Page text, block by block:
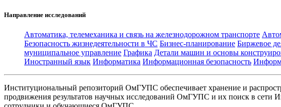
Направление исследований
Автоматика, телемеханика и связь на железнодорожном транспорте
Безопасность жизнедеятельности в ЧС Бизнес-планирование Биржевое
муниципальное управление Графика Детали машин и основы
Иностранный язык Информатика Информационная безопасность
Институциональный репозиторий ОмГУПС обеспечивает хранение и
продвижения результатов научных исследований ОмГУПС и их поиск в сети